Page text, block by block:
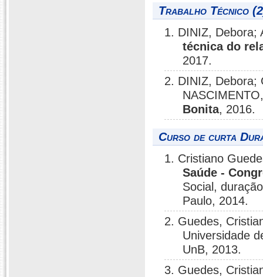
Trabalho Técnico
1. DINIZ, Debora;
técnica do
2017.
2. DINIZ, Debora;
Bonita, 2016.
Curso de curta
1. Cristiano
Saúde -
Social,
Paulo, 2014.
2. Guedes,
Universidade
UnB, 2013.
3. Guedes,